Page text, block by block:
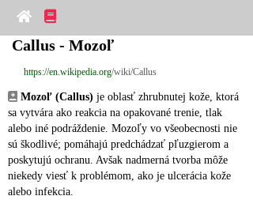
Callus - Mozoľ
https://en.wikipedia.org/wiki/Callus
Mozoľ (Callus) je oblasť zhrubnutej kože, ktorá
sa vytvára ako reakcia na opakované trenie, tlak
alebo iné podráždenie. Mozoľy vo všeobecnosti nie
sú škodlivé; pomáhajú predchádzať pľuzgierom a
poskytujú ochranu. Avšak nadmerná tvorba môže
niekedy viesť k problémom, ako je ulcerácia kože
alebo infekcia.